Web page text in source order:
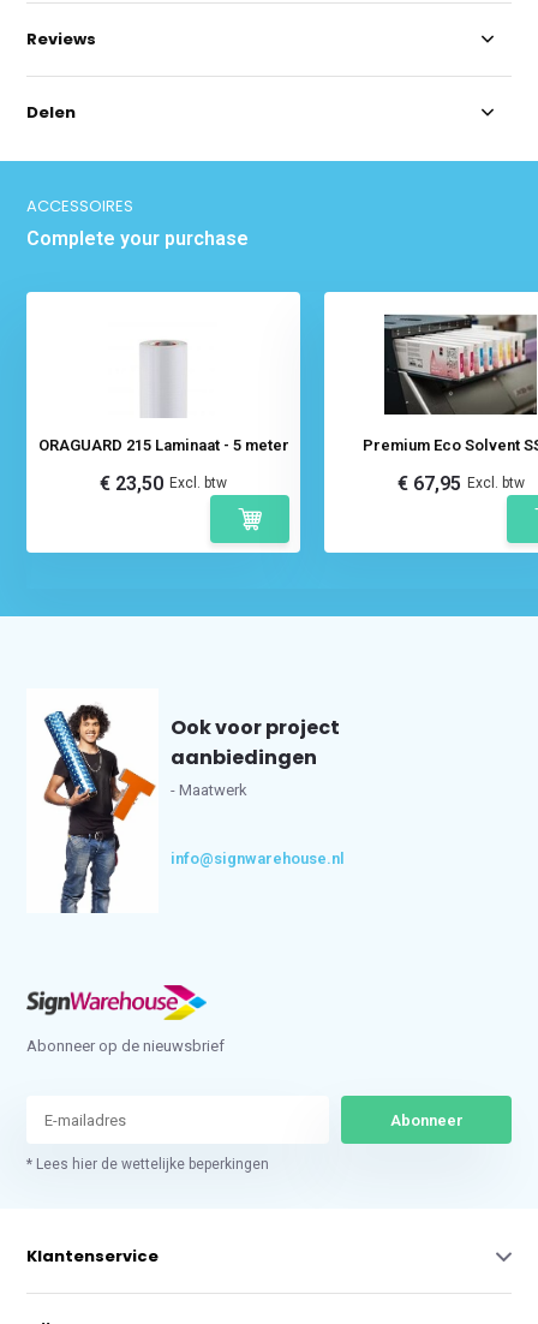
Reviews
Delen
ACCESSOIRES
Complete your purchase
ORAGUARD 215 Laminaat - 5 meter
€ 23,50 Excl. btw
Premium Eco Solvent
€ 67,95 Excl. btw
Ook voor project
aanbiedingen
- Maatwerk
info@signwarehouse.nl
Abonneer op de nieuwsbrief
Abonneer
* Lees hier de wettelijke beperkingen
Klantenservice